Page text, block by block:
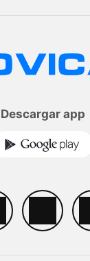
Descargar app